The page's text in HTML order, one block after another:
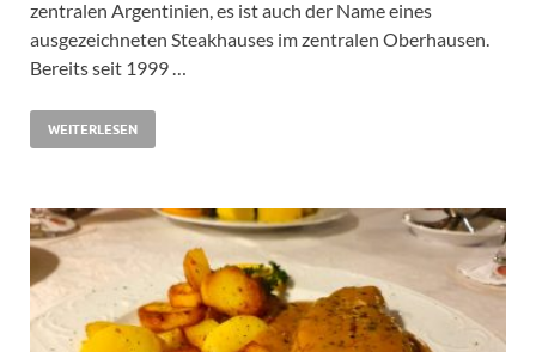
zentralen Argentinien, es ist auch der Name eines
ausgezeichneten Steakhauses im zentralen Oberhausen.
Bereits seit 1999 …
WEITERLESEN